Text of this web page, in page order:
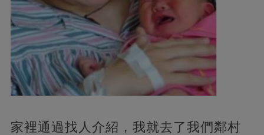
家裡通過找人介紹，我就去了我們鄰村